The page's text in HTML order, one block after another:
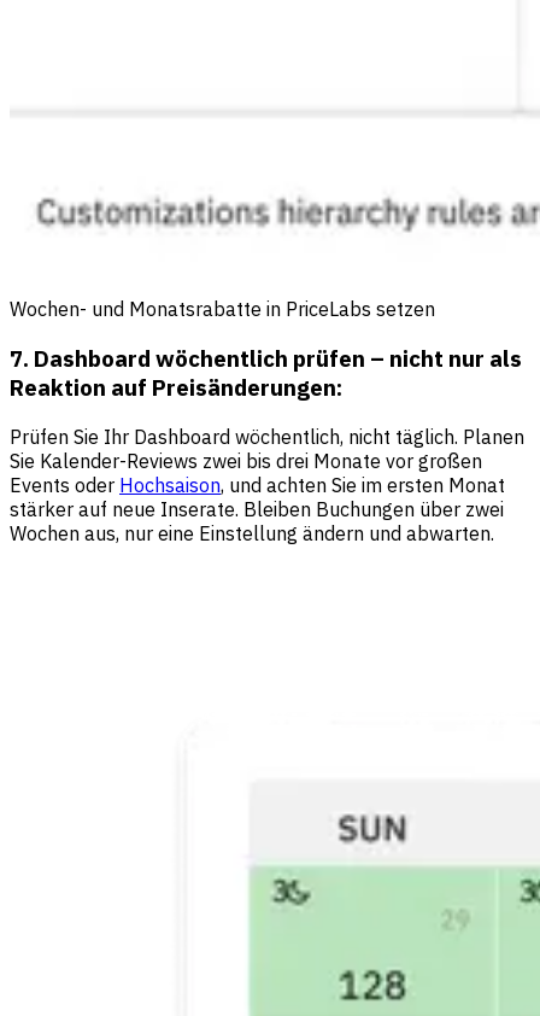
Wochen- und Monatsrabatte in PriceLabs setzen
7. Dashboard wöchentlich prüfen – nicht nur als
Reaktion auf Preisänderungen:
Prüfen Sie Ihr Dashboard wöchentlich, nicht täglich. Planen
Sie Kalender-Reviews zwei bis drei Monate vor großen
Events oder Hochsaison, und achten Sie im ersten Monat
stärker auf neue Inserate. Bleiben Buchungen über zwei
Wochen aus, nur eine Einstellung ändern und abwarten.